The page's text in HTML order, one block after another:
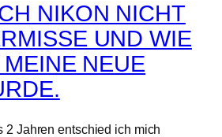
NIKON NICHT
UND WIE
NEUE
2 Jahren entschied ich mich